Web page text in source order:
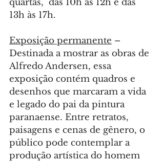
quartas,  das 10h às 12h e das
13h às 17h.
Exposição permanente –
Destinada a mostrar as obras de
Alfredo Andersen, essa
exposição contém quadros e
desenhos que marcaram a vida
e legado do pai da pintura
paranaense. Entre retratos,
paisagens e cenas de gênero, o
público pode contemplar a
produção artística do homem